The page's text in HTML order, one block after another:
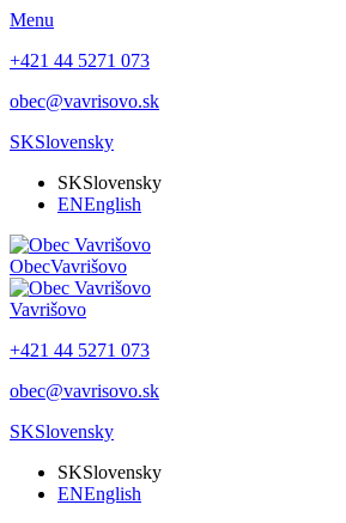
Menu
+421 44 5271 073
obec@vavrisovo.sk
SKSlovensky
SKSlovensky
ENEnglish
ObecVavrišovo
Vavrišovo
+421 44 5271 073
obec@vavrisovo.sk
SKSlovensky
SKSlovensky
ENEnglish